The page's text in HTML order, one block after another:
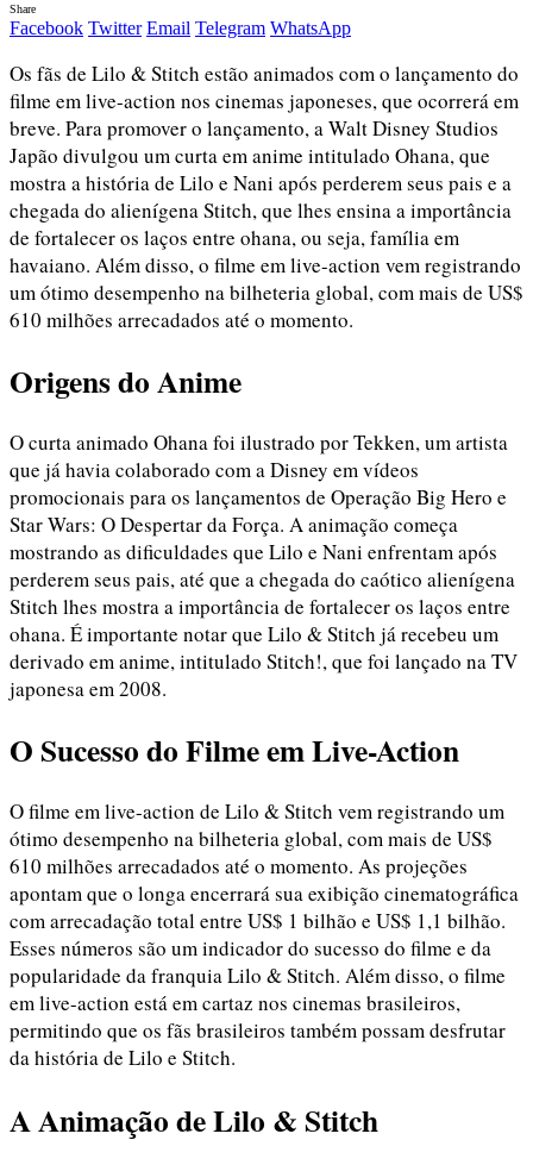
Share
Facebook Twitter Email Telegram WhatsApp
Os fãs de Lilo & Stitch estão animados com o lançamento do
filme em live-action nos cinemas japoneses, que ocorrerá em
breve. Para promover o lançamento, a Walt Disney Studios
Japão divulgou um curta em anime intitulado Ohana, que
mostra a história de Lilo e Nani após perderem seus pais e a
chegada do alienígena Stitch, que lhes ensina a importância
de fortalecer os laços entre ohana, ou seja, família em
havaiano. Além disso, o filme em live-action vem registrando
um ótimo desempenho na bilheteria global, com mais de US$
610 milhões arrecadados até o momento.
Origens do Anime
O curta animado Ohana foi ilustrado por Tekken, um artista
que já havia colaborado com a Disney em vídeos
promocionais para os lançamentos de Operação Big Hero e
Star Wars: O Despertar da Força. A animação começa
mostrando as dificuldades que Lilo e Nani enfrentam após
perderem seus pais, até que a chegada do caótico alienígena
Stitch lhes mostra a importância de fortalecer os laços entre
ohana. É importante notar que Lilo & Stitch já recebeu um
derivado em anime, intitulado Stitch!, que foi lançado na TV
japonesa em 2008.
O Sucesso do Filme em Live-Action
O filme em live-action de Lilo & Stitch vem registrando um
ótimo desempenho na bilheteria global, com mais de US$
610 milhões arrecadados até o momento. As projeções
apontam que o longa encerrará sua exibição cinematográfica
com arrecadação total entre US$ 1 bilhão e US$ 1,1 bilhão.
Esses números são um indicador do sucesso do filme e da
popularidade da franquia Lilo & Stitch. Além disso, o filme
em live-action está em cartaz nos cinemas brasileiros,
permitindo que os fãs brasileiros também possam desfrutar
da história de Lilo e Stitch.
A Animação de Lilo & Stitch